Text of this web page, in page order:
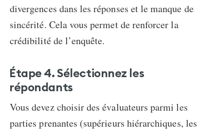
divergences dans les réponses et le manque de
sincérité. Cela vous permet de renforcer la
crédibilité de l’enquête.
Étape 4. Sélectionnez les
répondants
Vous devez choisir des évaluateurs parmi les
parties prenantes (supérieurs hiérarchiques, les